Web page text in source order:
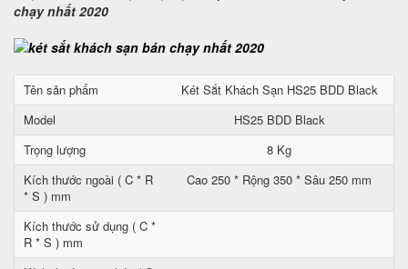
chạy nhất 2020
Tên sản phẩm
Két Sắt Khách Sạn HS25 BDD Black
Model
HS25 BDD Black
Trọng lượng
8 Kg
Kích thước ngoài ( C * R
* S ) mm
Cao 250 * Rộng 350 * Sâu 250 mm
Kích thước sử dụng ( C *
R * S ) mm